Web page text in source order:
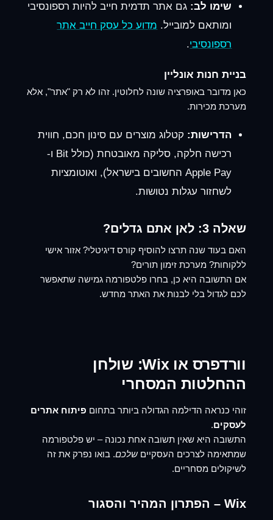
שימו לב: גם אתר תדמית חייב להיות רספונסיבי
ומותאם למובייל. מדוע כל עסק חייב אתר
רספונסיבי.
בניית חנות אונליין
כאן מדובר באופרציה שונה לחלוטין. זהו לא רק "אתר", אלא
מערכת מכירות.
הדרישות: קטלוג מוצרים עם סינון חכם, חווית
רכישה חלקה, סליקה מאובטחת (כולל Bit ו-
Apple Pay החשובים בישראל), ואוטומציות
לשחזור עגלות נטושות.
שאלה 3: לאן אתם גדלים?
האם בעוד שנה תרצו להוסיף קורס דיגיטלי? אזור אישי
ללקוחות? מערכת זימון תורים?
אם התשובה היא כן, בחרו פלטפורמה גמישה שתאפשר
לכם לגדול בלי לבנות את האתר מחדש.
וורדפרס או Wix: שולחן
ההחלטות המסחרי
זוהי כנראה הדילמה הגדולה ביותר בתחום פיתוח אתרים
לעסקים.
התשובה היא שאין תשובה אחת נכונה – יש פלטפורמה
שמתאימה לצרכים העסקייםשלכם. בואו נפרק את זה
לשיקולים מסחריים.
Wix – הפתרון המהיר והסגור